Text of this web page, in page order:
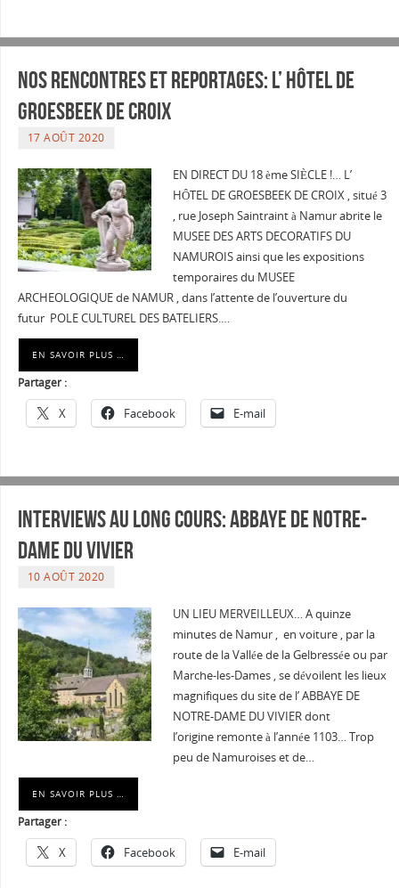
Nos Rencontres et Reportages: L’ HÔTEL DE
GROESBEEK DE CROIX
17 AOÛT 2020
EN DIRECT DU 18 ème SIÈCLE !… L’
HÔTEL DE GROESBEEK DE CROIX , situé 3
, rue Joseph Saintraint à Namur abrite le
MUSEE DES ARTS DECORATIFS DU
NAMUROIS ainsi que les expositions
temporaires du MUSEE
ARCHEOLOGIQUE de NAMUR , dans l’attente de l’ouverture du
futur POLE CULTUREL DES BATELIERS.…
EN SAVOIR PLUS …
Partager :
X Facebook E-mail
Interviews au long cours: Abbaye de Notre-
Dame du Vivier
10 AOÛT 2020
UN LIEU MERVEILLEUX… A quinze
minutes de Namur , en voiture , par la
route de la Vallée de la Gelbressée ou par
Marche-les-Dames , se dévoilent les lieux
magnifiques du site de l’ ABBAYE DE
NOTRE-DAME DU VIVIER dont
l’origine remonte à l’année 1103… Trop
peu de Namuroises et de…
EN SAVOIR PLUS …
Partager :
X Facebook E-mail